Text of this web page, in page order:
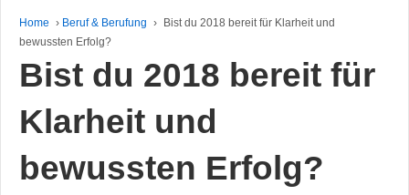
Home › Beruf & Berufung ›
Bist du 2018 bereit für Klarheit und
bewussten Erfolg?
Bist du 2018 bereit für
Klarheit und
bewussten Erfolg?